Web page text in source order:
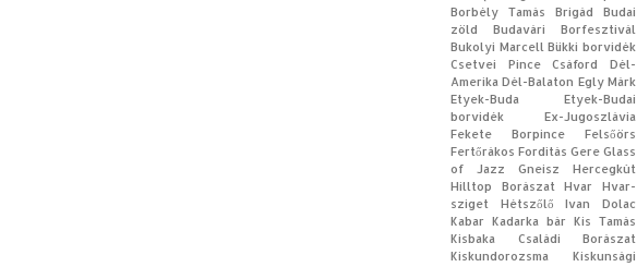
Borbély Tamás
Brigád
Budai
zöld
Budavári Borfesztivál
Bukolyi Marcell Bükki borvidék
Csetvei Pince
Csáford
Dél-
Amerika Dél-Balaton Egly Márk
Etyek-Buda
Etyek-Budai
borvidék
Ex-Jugoszlávia
Fekete Borpince
Felsőörs
Fertőrákos Fordítás Gere Glass
of Jazz
Gneisz
Hercegkút
Hilltop Borászat
Hvar
Hvar-
sziget
Hétszőlő
Ivan Dolac
Kabar Kadarka bár Kis Tamás
Kisbaka Családi Borászat
Kiskundorozsma
Kiskunsági